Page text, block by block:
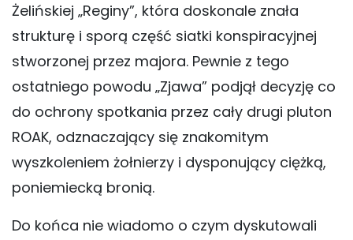
Żelińskiej „Reginy”, która doskonale znała
strukturę i sporą część siatki konspiracyjnej
stworzonej przez majora. Pewnie z tego
ostatniego powodu „Zjawa” podjął decyzję co
do ochrony spotkania przez cały drugi pluton
ROAK, odznaczający się znakomitym
wyszkoleniem żołnierzy i dysponujący ciężką,
poniemiecką bronią.
Do końca nie wiadomo o czym dyskutowali